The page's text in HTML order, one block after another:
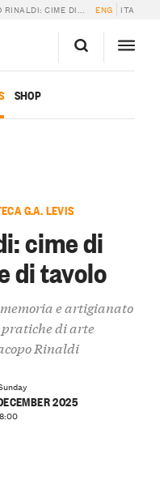
CIME DI ALBERI E GAMBE DI TAVOLO ENG ITA
SHOP
G.A. LEVIS
cime di
di tavolo
e artigianato
pratiche di arte
Rinaldi
2025